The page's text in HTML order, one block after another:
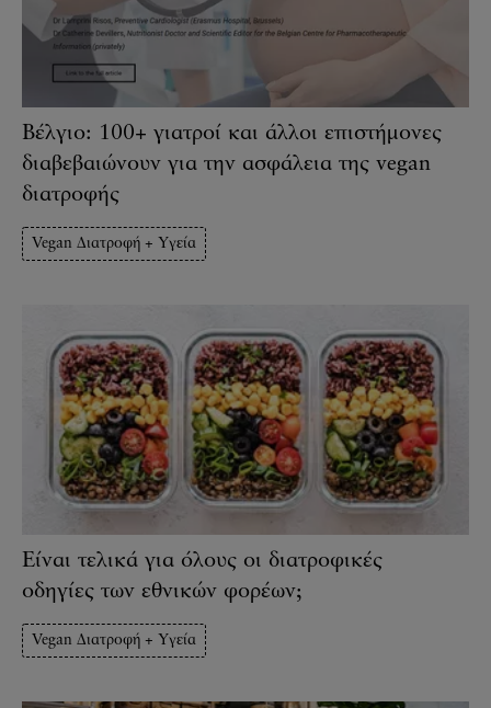
Βέλγιο: 100+ γιατροί και άλλοι επιστήμονες
διαβεβαιώνουν για την ασφάλεια της vegan
διατροφής
Vegan Διατροφή + Υγεία
Είναι τελικά για όλους οι διατροφικές
οδηγίες των εθνικών φορέων;
Vegan Διατροφή + Υγεία